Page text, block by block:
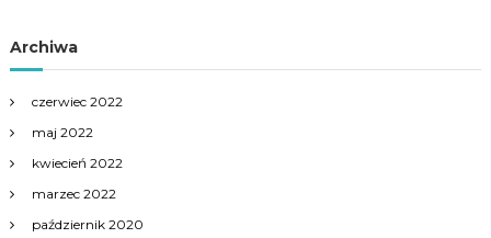
Archiwa
czerwiec 2022
maj 2022
kwiecień 2022
marzec 2022
październik 2020